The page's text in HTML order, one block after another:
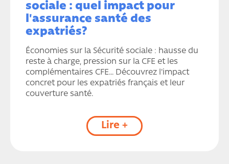
sociale : quel impact pour
l'assurance santé des
expatriés?
Économies sur la Sécurité sociale : hausse du
reste à charge, pression sur la CFE et les
complémentaires CFE… Découvrez l'impact
concret pour les expatriés français et leur
couverture santé.
Lire +